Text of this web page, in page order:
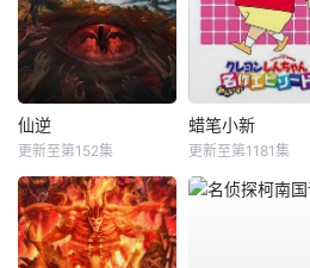
仙逆
更新至第152集
蜡笔小新
更新至第1181集